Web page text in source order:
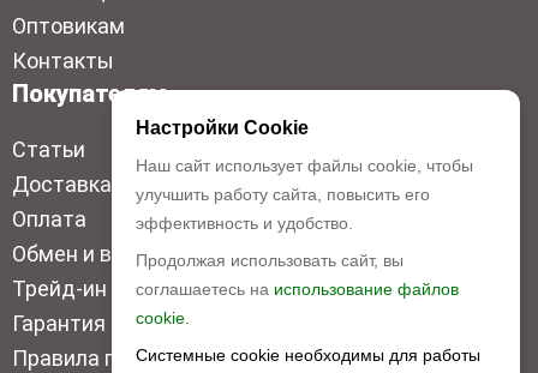
Оптовикам
Контакты
Покупателям
Статьи
Доставка
Оплата
Обмен и возврат
Трейд-ин
Гарантия низкой цены
Правила продажи
Настройки Cookie
Наш сайт использует файлы cookie, чтобы
улучшить работу сайта, повысить его
эффективность и удобство.
Продолжая использовать сайт, вы
соглашаетесь на использование файлов
cookie.
Системные cookie необходимы для работы